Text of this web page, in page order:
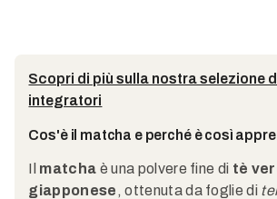
Scopri di più sulla nostra selezione
integratori
Cos'è il matcha e perché è così
Il matcha è una polvere fine di tè
giapponese , ottenuta da foglie di